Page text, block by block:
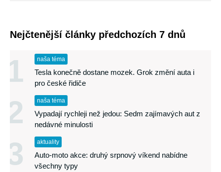
Nejčtenější články předchozích 7 dnů
1 naša téma
Tesla konečně dostane mozek. Grok změní auta i
pro české řidiče
2 naša téma
Vypadají rychleji než jedou: Sedm zajímavých aut z
nedávné minulosti
3 aktuality
Auto-moto akce: druhý srpnový víkend nabídne
všechny typy